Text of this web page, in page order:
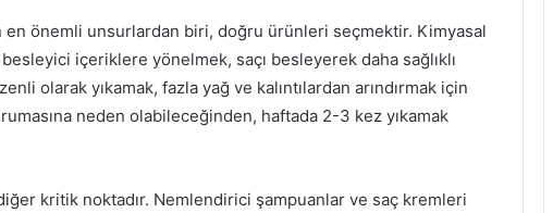
en önemli unsurlardan biri, doğru ürünleri seçmektir. Kimyasal
içeriklere yönelmek, saçı besleyerek daha sağlıklı
olarak yıkamak, fazla yağ ve kalıntılardan arındırmak için
neden olabileceğinden, haftada 2-3 kez yıkamak
kritik noktadır. Nemlendirici şampuanlar ve saç kremleri